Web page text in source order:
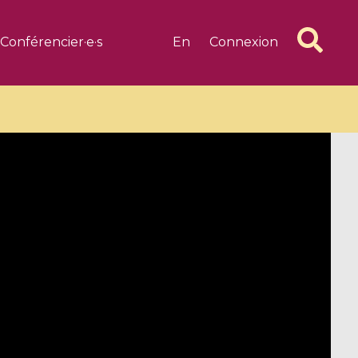
Conférencier·e·s En Connexion